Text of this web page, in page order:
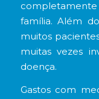
completamente
família. Além
muitos
muitas vezes
doença.
Gastos com